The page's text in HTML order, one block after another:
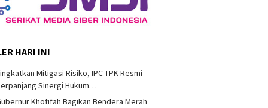
HARI INI
Mitigasi Risiko, IPC TPK Resmi
Sinergi Hukum…
Khofifah Bagikan Bendera Merah